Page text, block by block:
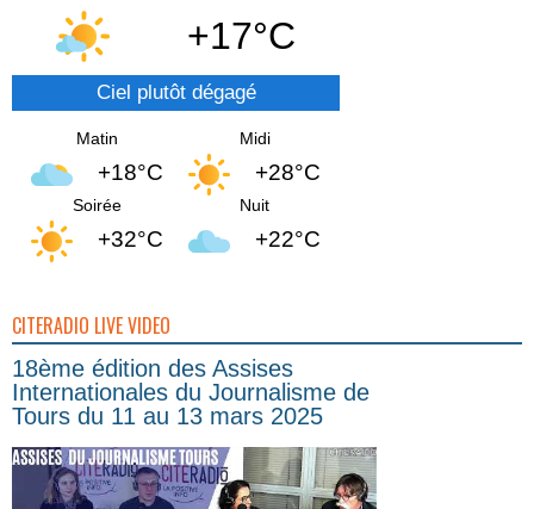
+17°C
Ciel plutôt dégagé
Matin
+18°C
Midi
+28°C
Soirée
+32°C
Nuit
+22°C
CITERADIO LIVE VIDEO
18ème édition des Assises
Internationales du Journalisme de
Tours du 11 au 13 mars 2025